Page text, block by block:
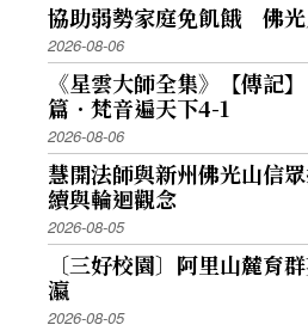
協助弱勢家庭免飢餓 佛
2026-08-06
《星雲大師全集》【傳
篇．梵音遍天下4-1
2026-08-06
慧開法師與新州佛光山信
續與輪迴觀念
2026-08-05
〔三好校園〕阿里山麓
瀛
2026-08-05